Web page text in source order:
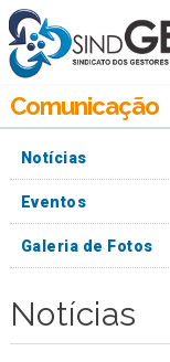
Comunicação
Notícias
Eventos
Galeria de Fotos
Notícias